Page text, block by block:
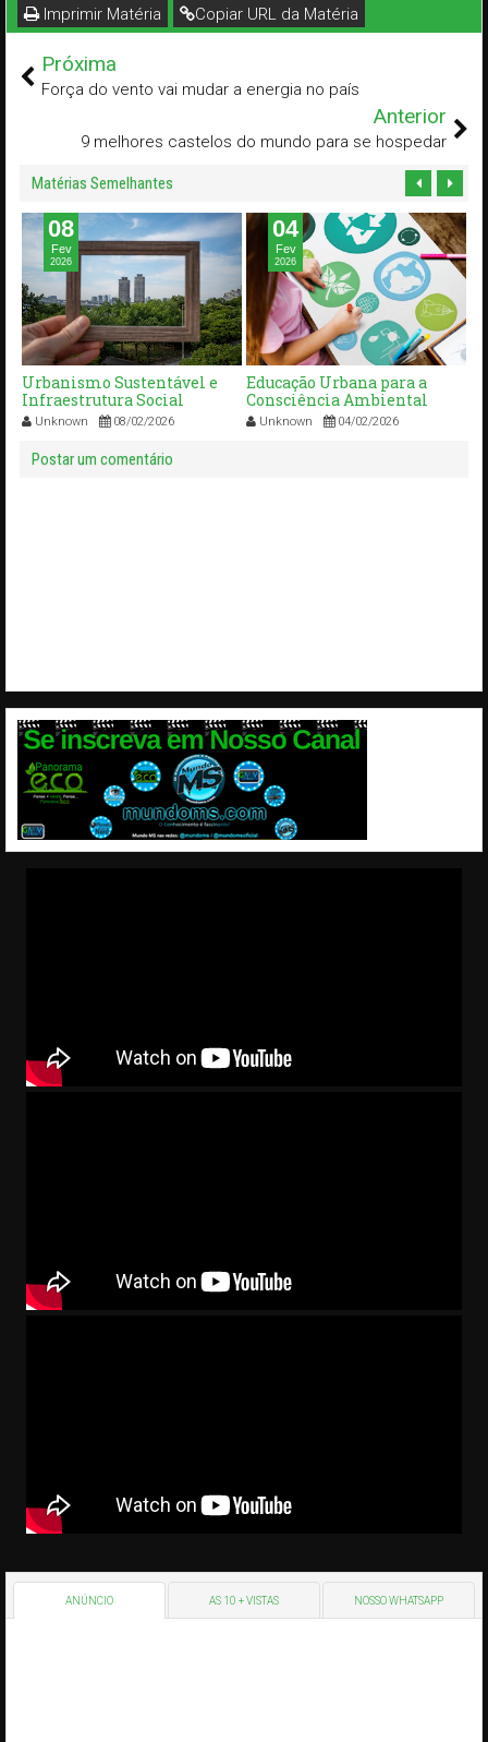
Copiar URL da Matéria
Imprimir Matéria
Próxima
Força do vento vai mudar a energia no país
Anterior
9 melhores castelos do mundo para se hospedar
Matérias Semelhantes
08
Fev
2026
Urbanismo Sustentável e
Infraestrutura Social
Unknown 08/02/2026
04
Fev
2026
Educação Urbana para a
Consciência Ambiental
Unknown 04/02/2026
Postar um comentário
ANÚNCIO AS 10 + VISTAS NOSSO WHATSAPP